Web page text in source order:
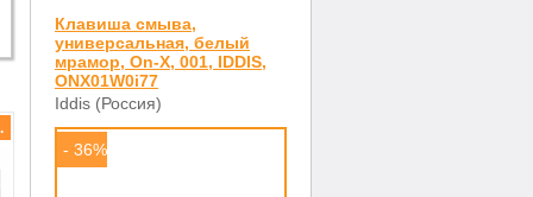
Клавиша смыва,
универсальная, белый
мрамор, On-X, 001, IDDIS,
ONX01W0i77
Iddis (Россия)
- 36%